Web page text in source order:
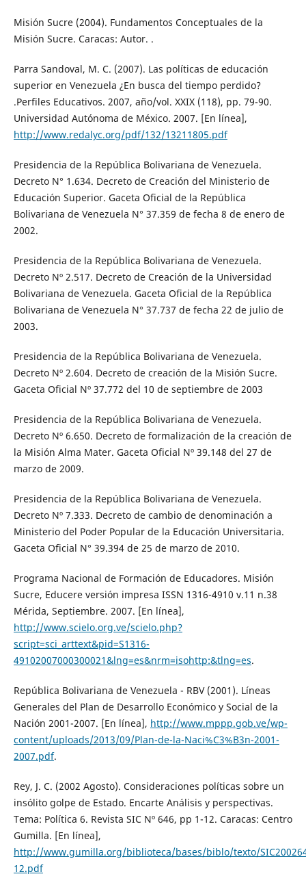
Misión Sucre (2004). Fundamentos Conceptuales de la
Misión Sucre. Caracas: Autor. .
Parra Sandoval, M. C. (2007). Las políticas de educación
superior en Venezuela ¿En busca del tiempo perdido?
.Perfiles Educativos. 2007, año/vol. XXIX (118), pp. 79-90.
Universidad Autónoma de México. 2007. [En línea],
http://www.redalyc.org/pdf/132/13211805.pdf
Presidencia de la República Bolivariana de Venezuela.
Decreto N° 1.634. Decreto de Creación del Ministerio de
Educación Superior. Gaceta Oficial de la República
Bolivariana de Venezuela N° 37.359 de fecha 8 de enero de
2002.
Presidencia de la República Bolivariana de Venezuela.
Decreto Nº 2.517. Decreto de Creación de la Universidad
Bolivariana de Venezuela. Gaceta Oficial de la República
Bolivariana de Venezuela N° 37.737 de fecha 22 de julio de
2003.
Presidencia de la República Bolivariana de Venezuela.
Decreto Nº 2.604. Decreto de creación de la Misión Sucre.
Gaceta Oficial Nº 37.772 del 10 de septiembre de 2003
Presidencia de la República Bolivariana de Venezuela.
Decreto Nº 6.650. Decreto de formalización de la creación de
la Misión Alma Mater. Gaceta Oficial Nº 39.148 del 27 de
marzo de 2009.
Presidencia de la República Bolivariana de Venezuela.
Decreto Nº 7.333. Decreto de cambio de denominación a
Ministerio del Poder Popular de la Educación Universitaria.
Gaceta Oficial N° 39.394 de 25 de marzo de 2010.
Programa Nacional de Formación de Educadores. Misión
Sucre, Educere versión impresa ISSN 1316-4910 v.11 n.38
Mérida, Septiembre. 2007. [En línea],
http://www.scielo.org.ve/scielo.php?
script=sci_arttext&pid=S1316-
49102007000300021&lng=es&nrm=isohttp:&tlng=es.
República Bolivariana de Venezuela - RBV (2001). Líneas
Generales del Plan de Desarrollo Económico y Social de la
Nación 2001-2007. [En línea], http://www.mppp.gob.ve/wp-
content/uploads/2013/09/Plan-de-la-Naci%C3%B3n-2001-
2007.pdf.
Rey, J. C. (2002 Agosto). Consideraciones políticas sobre un
insólito golpe de Estado. Encarte Análisis y perspectivas.
Tema: Política 6. Revista SIC Nº 646, pp 1-12. Caracas: Centro
Gumilla. [En línea],
http://www.gumilla.org/biblioteca/bases/biblo/texto/
12.pdf